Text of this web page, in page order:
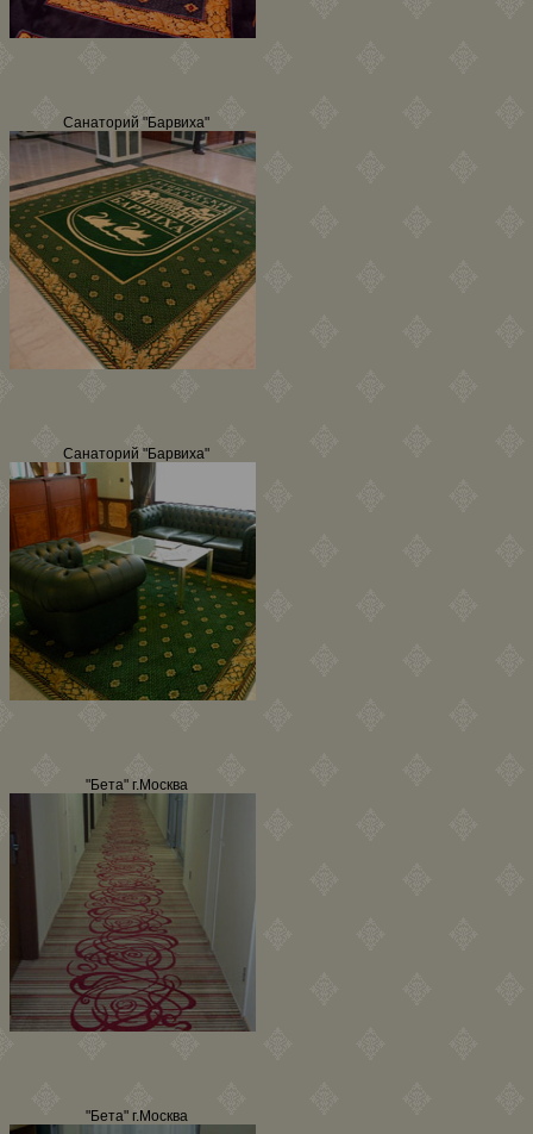
Санаторий "Барвиха"
Санаторий "Барвиха"
"Бета" г.Москва
"Бета" г.Москва